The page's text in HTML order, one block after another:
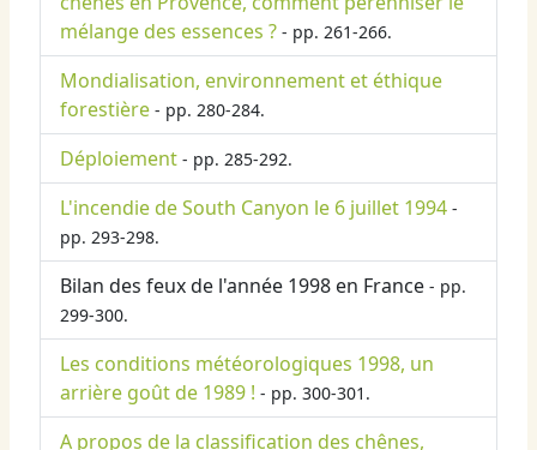
mélange des essences ? - pp. 261-266.
Mondialisation, environnement et éthique
forestière - pp. 280-284.
Déploiement - pp. 285-292.
L'incendie de South Canyon le 6 juillet 1994 -
pp. 293-298.
Bilan des feux de l'année 1998 en France - pp.
299-300.
Les conditions météorologiques 1998, un
arrière goût de 1989 ! - pp. 300-301.
A propos de la classification des chênes,